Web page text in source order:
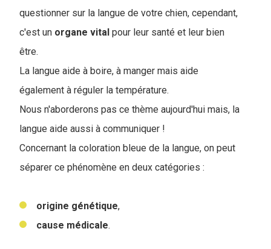
questionner sur la langue de votre chien, cependant,
c'est un organe vital pour leur santé et leur bien
être.
La langue aide à boire, à manger mais aide
également à réguler la température.
Nous n'aborderons pas ce thème aujourd'hui mais, la
langue aide aussi à communiquer !
Concernant la coloration bleue de la langue, on peut
séparer ce phénomène en deux catégories :
origine génétique,
cause médicale.